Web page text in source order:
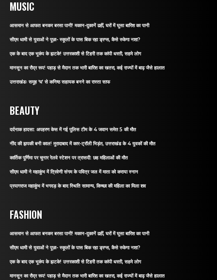
MUSIC
आसमान से आफत बनकर बरसा पानी! मकान-दुकानें ढहीं, घरों में घुसा बारिश का पानी
सीएम धामी से युवाओं ने पूछा- स्कूलों के पास बिक रहा ड्रग्स, कैसे रुकेगा नशा?
एक के बाद एक भूकंप के झटके! उत्तरकाशी से टिहरी तक कांपी धरती, सहमे लोग
मानसून का रौद्र रूप! पहाड़ से मैदान तक भारी बारिश का खतरा, कई राज्यों में बाढ़ जैसे हालात
उत्तराखंडः समूह ‘घ’ से कनिष्ठ सहायक बनने का रास्ता साफ
BEAUTY
दर्दनाक हादसा: अपहरण केस में गई पुलिस टीम के 4 जवान समेत 5 की मौत
नींद की झपकी बनी काल! मुरादाबाद में कार-ट्रॉली भिड़ंत, उत्तराखंड के 4 युवकों की मौत
कार्तिक पूर्णिमा पर चुनार रेलवे स्टेशन पर त्रासदी: छह महिलाओं की मौत
सीएम धामी ने महाकुंभ में त्रिवेणी संगम के पवित्र जल में माता को कराया स्नान
प्रयागराज महाकुंभ में भगदड़ के बाद स्थिति सामान्य, किच्छा की महिला का मिला शव
FASHION
आसमान से आफत बनकर बरसा पानी! मकान-दुकानें ढहीं, घरों में घुसा बारिश का पानी
सीएम धामी से युवाओं ने पूछा- स्कूलों के पास बिक रहा ड्रग्स, कैसे रुकेगा नशा?
एक के बाद एक भूकंप के झटके! उत्तरकाशी से टिहरी तक कांपी धरती, सहमे लोग
मानसून का रौद्र रूप! पहाड़ से मैदान तक भारी बारिश का खतरा, कई राज्यों में बाढ़ जैसे हालात